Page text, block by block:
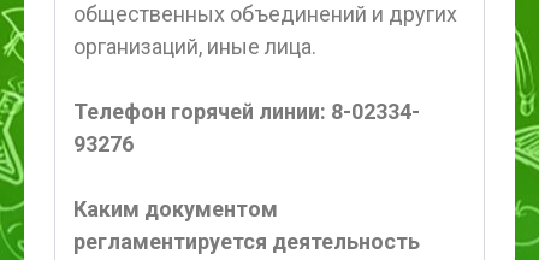
общественных объединений и других
организаций, иные лица.
Телефон горячей линии: 8-02334-
93276
Каким документом
регламентируется деятельность